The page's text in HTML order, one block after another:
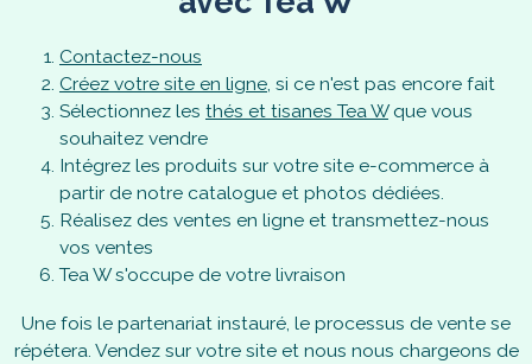
Contactez-nous
Créez votre site en ligne, si ce n'est pas encore fait
Sélectionnez les thés et tisanes Tea Wque vous
souhaitez vendre
Intégrez les produits sur votre site e-commerce à
partir de notre catalogue et photos dédiées.
Réalisez des ventes en ligne et transmettez-nous
vos ventes
Tea W s'occupe de votre livraison
Une fois le partenariat instauré, le processus de vente se
répétera. Vendez sur votre site et nous nous chargeons de